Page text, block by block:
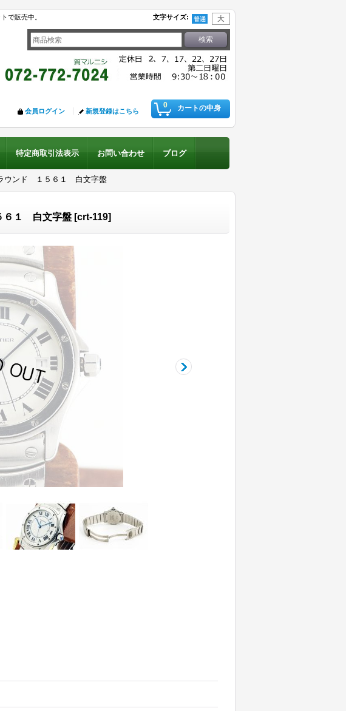
で販売中。 文字サイズ:
0 カートの中身
会員ログイン 新規登録はこちら
特定商取引法表示 お問い合わせ ブログ
ウンド １５６１ 白文字盤
６１ 白文字盤 [crt-119]